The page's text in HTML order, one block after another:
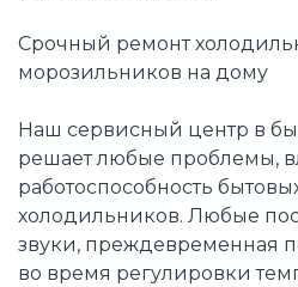
Срочный ремонт
морозильников на дому
Наш сервисный центр в
решает любые проблемы,
работоспособность
холодильников. Любые
звуки, преждевременная
во время регулировки